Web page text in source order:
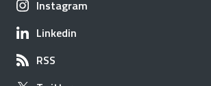
Instagram
Linkedin
RSS